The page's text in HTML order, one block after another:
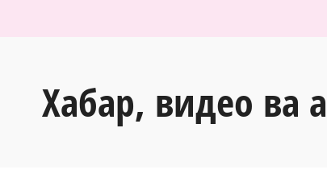
Хабар, видео ва